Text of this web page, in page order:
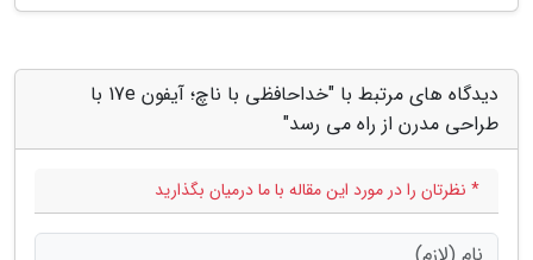
دیدگاه های مرتبط با "خداحافظی با ناچ؛ آیفون 17e با
طراحی مدرن از راه می رسد"
* نظرتان را در مورد این مقاله با ما درمیان بگذارید